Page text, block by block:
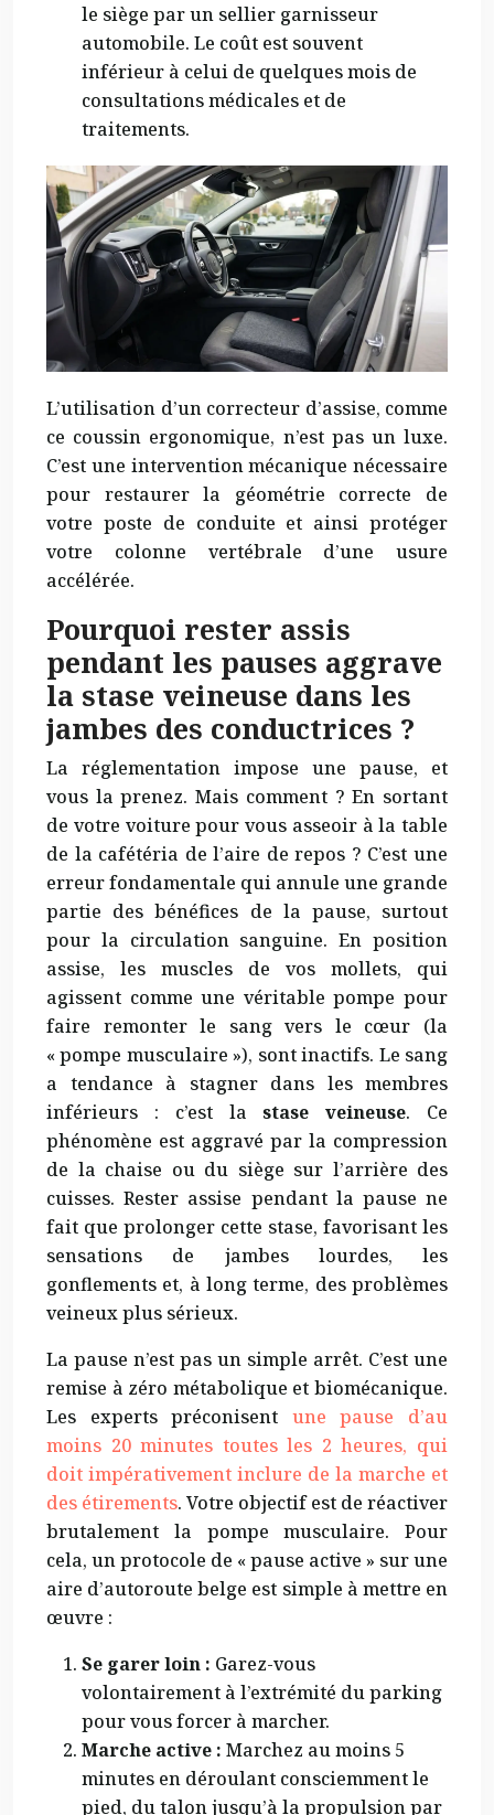
le siège par un sellier garnisseur
automobile. Le coût est souvent
inférieur à celui de quelques mois de
consultations médicales et de
traitements.
L’utilisation d’un correcteur d’assise, comme
ce coussin ergonomique, n’est pas un luxe.
C’est une intervention mécanique nécessaire
pour restaurer la géométrie correcte de
votre poste de conduite et ainsi protéger
votre colonne vertébrale d’une usure
accélérée.
Pourquoi rester assis
pendant les pauses aggrave
la stase veineuse dans les
jambes des conductrices ?
La réglementation impose une pause, et
vous la prenez. Mais comment ? En sortant
de votre voiture pour vous asseoir à la table
de la cafétéria de l’aire de repos ? C’est une
erreur fondamentale qui annule une grande
partie des bénéfices de la pause, surtout
pour la circulation sanguine. En position
assise, les muscles de vos mollets, qui
agissent comme une véritable pompe pour
faire remonter le sang vers le cœur (la
« pompe musculaire »), sont inactifs. Le sang
a tendance à stagner dans les membres
inférieurs : c’est lastase veineuse. Ce
phénomène est aggravé par la compression
de la chaise ou du siège sur l’arrière des
cuisses. Rester assise pendant la pause ne
fait que prolonger cette stase, favorisant les
sensations de jambes lourdes, les
gonflements et, à long terme, des problèmes
veineux plus sérieux.
La pause n’est pas un simple arrêt. C’est une
remise à zéro métabolique et biomécanique.
Les experts préconisent une pause d’au
moins 20 minutes toutes les 2 heures, qui
doit impérativement inclure de la marche et
des étirements. Votre objectif est de réactiver
brutalement la pompe musculaire. Pour
cela, un protocole de « pause active » sur une
aire d’autoroute belge est simple à mettre en
œuvre :
Se garer loin : Garez-vous
volontairement à l’extrémité du parking
pour vous forcer à marcher.
Marche active : Marchez au moins 5
minutes en déroulant consciemment le
pied, du talon jusqu’à la propulsion par